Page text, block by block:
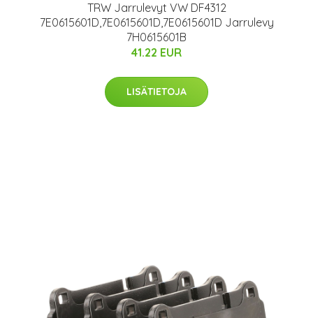
TRW Jarrulevyt VW DF4312
7E0615601D,7E0615601D,7E0615601D Jarrulevy
7H0615601B
41.22 EUR
LISÄTIETOJA